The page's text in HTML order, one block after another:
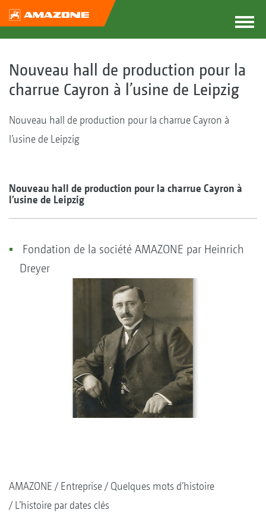
Nouveau hall de production pour la
charrue Cayron à l’usine de Leipzig
Nouveau hall de production pour la charrue Cayron à
l’usine de Leipzig
Nouveau hall de production pour la charrue Cayron à
l’usine de Leipzig
Fondation de la société AMAZONE par Heinrich
Dreyer
AMAZONE Entreprise
Quelques mots d’histoire
L’histoire par dates clés